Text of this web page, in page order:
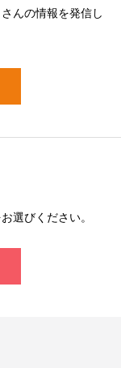
んの情報を発信し
選びください。